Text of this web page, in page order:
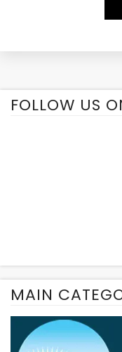
FOLLOW US
MAIN